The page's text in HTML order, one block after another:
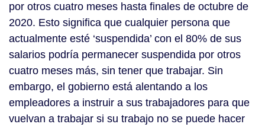
por otros cuatro meses hasta finales de octubre de
2020. Esto significa que cualquier persona que
actualmente esté ‘suspendida’ con el 80% de sus
salarios podría permanecer suspendida por otros
cuatro meses más, sin tener que trabajar. Sin
embargo, el gobierno está alentando a los
empleadores a instruir a sus trabajadores para que
vuelvan a trabajar si su trabajo no se puede hacer